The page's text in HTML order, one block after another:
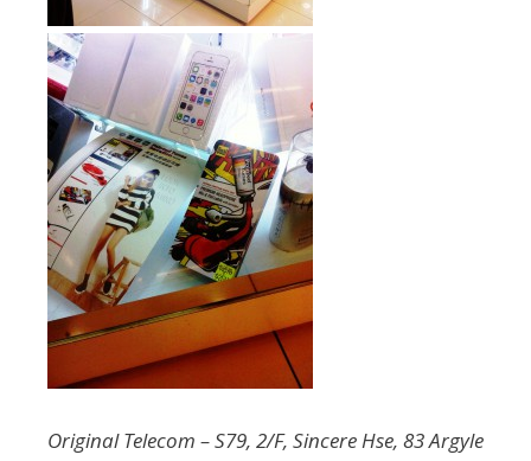
Original Telecom – S79, 2/F, Sincere Hse, 83 Argyle